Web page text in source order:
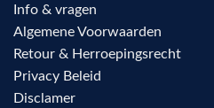
Info & vragen
Algemene Voorwaarden
Retour & Herroepingsrecht
Privacy Beleid
Disclamer